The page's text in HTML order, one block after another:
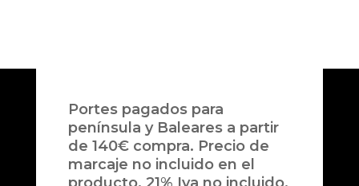
Portes pagados para
península y Baleares a partir
de 140€ compra. Precio de
marcaje no incluido en el